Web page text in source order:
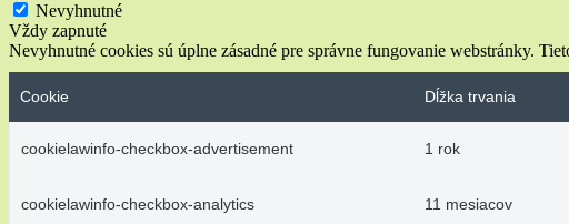
Nevyhnutné
Vždy zapnuté
Nevyhnutné cookies sú úplne zásadné pre správne fungovanie webstránky.
Cookie Dĺžka trvania
cookielawinfo-checkbox-advertisement 1 rok
cookielawinfo-checkbox-analytics 11 mesiacov